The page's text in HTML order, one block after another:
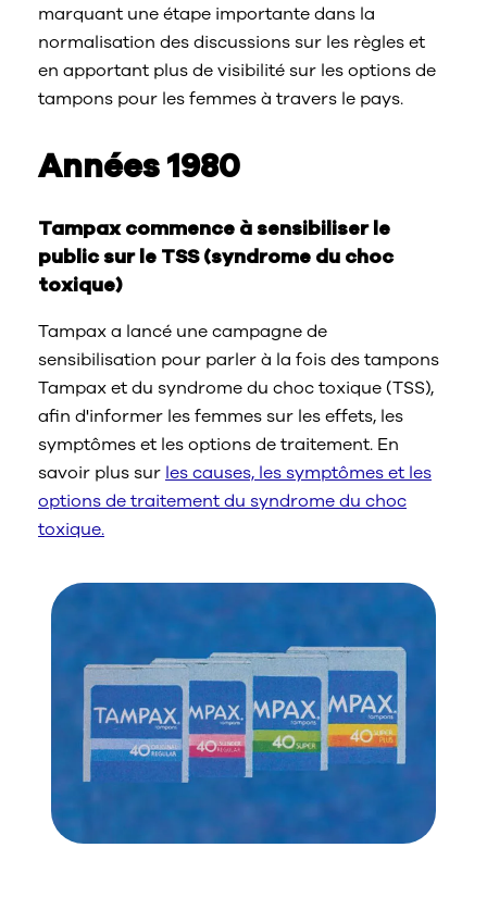
marquant une étape importante dans la
normalisation des discussions sur les règles et
en apportant plus de visibilité sur les options de
tampons pour les femmes à travers le pays.
Années 1980
Tampax commence à sensibiliser le
public sur le TSS (syndrome du choc
toxique)
Tampax a lancé une campagne de
sensibilisation pour parler à la fois des tampons
Tampax et du syndrome du choc toxique (TSS),
afin d'informer les femmes sur les effets, les
symptômes et les options de traitement. En
savoir plus sur les causes, les symptômes et les
options de traitement du syndrome du choc
toxique.